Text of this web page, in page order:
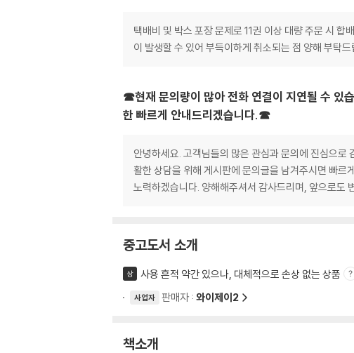
택배비 및 박스 포장 문제로 11권 이상 대량 주문 시
이 발생할 수 있어 부득이하게 취소되는 점 양해 부탁드
☎현재 문의량이 많아 전화 연결이 지연될 수 있
한 빠르게 안내드리겠습니다.☎
안녕하세요. 고객님들의 많은 관심과 문의에 진심으로
활한 상담을 위해 게시판에 문의글을 남겨주시면 빠르
노력하겠습니다. 양해해주셔서 감사드리며, 앞으로도
중고도서 소개
상 사용 흔적 약간 있으나, 대체적으로 손상 없는 상품
사업자 판매자 : 와이제이2
책소개